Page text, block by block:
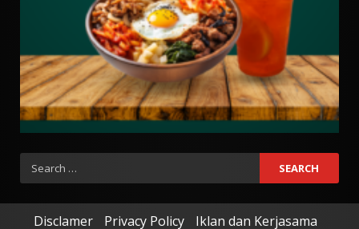
Search
for:
Disclamer Privacy Policy Iklan dan Kerjasama